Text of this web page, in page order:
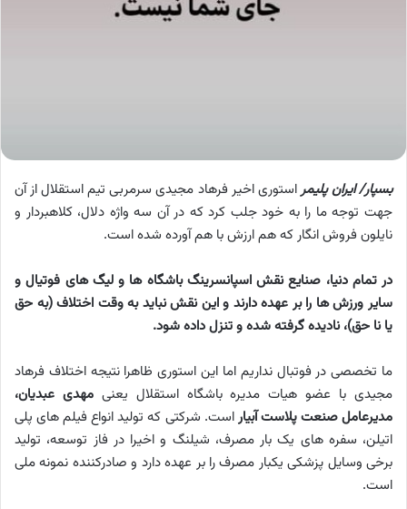
بسپار/ ایران پلیمراستوری اخیر فرهاد مجیدی سرمربی تیم استقلال از آن
جهت توجه ما را به خود جلب کرد که در آن سه واژه دلال، کلاهبردار و
نایلون فروش انگار که هم ارزش با هم آورده شده است.
در تمام دنیا، صنایع نقش اسپانسرینگ باشگاه ها و لیگ های فوتیال و
سایر ورزش ها را بر عهده دارند و این نقش نباید به وقت اختلاف (به حق
یا نا حق)، نادیده گرفته شده و تنزل داده شود.
ما تخصصی در فوتبال نداریم اما این استوری ظاهرا نتیجه اختلاف فرهاد
مجیدی با عضو هیات مدیره باشگاه استقلال یعنیمهدی عبدیان،
مدیرعامل صنعت پلاست آبیاراست. شرکتی که تولید انواع فیلم های پلی
اتیلن، سفره های یک بار مصرف، شیلنگ و اخیرا در فاز توسعه، تولید
برخی وسایل پزشکی یکبار مصرف را بر عهده دارد و صادرکننده نمونه ملی
است.